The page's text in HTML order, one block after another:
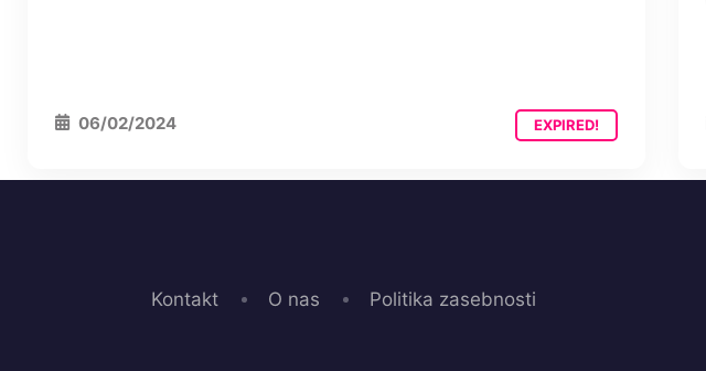
06/02/2024 EXPIRED!
Kontakt O nas Politika zasebnosti